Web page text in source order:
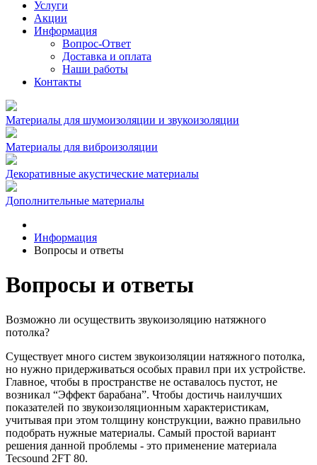
Услуги
Акции
Информация
Вопрос-Ответ
Доставка и оплата
Наши работы
Контакты
Материалы для шумоизоляции и звукоизоляции
Материалы для виброизоляции
Декоративные акустические материалы
Дополнительные материалы
Информация
Вопросы и ответы
Вопросы и ответы
Возможно ли осуществить звукоизоляцию натяжного
потолка?
Существует много систем звукоизоляции натяжного потолка,
но нужно придерживаться особых правил при их устройстве.
Главное, чтобы в пространстве не оставалось пустот, не
возникал “Эффект барабана”. Чтобы достичь наилучших
показателей по звукоизоляционным характеристикам,
учитывая при этом толщину конструкции, важно правильно
подобрать нужные материалы. Самый простой вариант
решения данной проблемы - это применение материала
Tecsound 2FT 80.